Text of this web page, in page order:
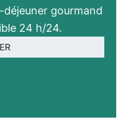
gourmand
24 h/24.